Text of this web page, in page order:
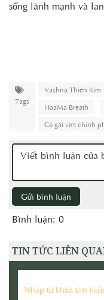
sống lành mạnh và
Tags
Vashna Thiên Kim
HaaMa Breath
Cô gái việt chinh
Gửi bình luận
Bình luận: 0
TIN TỨC LIÊN